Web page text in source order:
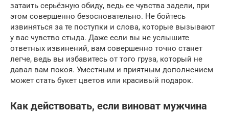
затаить серьёзную обиду, ведь ее чувства задели, при
этом совершенно безосновательно. Не бойтесь
извиняться за те поступки и слова, которые вызывают
у вас чувство стыда. Даже если вы не услышите
ответных извинений, вам совершенно точно станет
легче, ведь вы избавитесь от того груза, который не
давал вам покоя. Уместным и приятным дополнением
может стать букет цветов или красивый подарок.
Как действовать, если виноват мужчина